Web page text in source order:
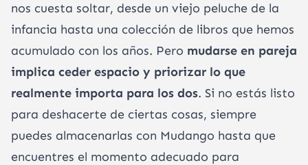
nos cuesta soltar, desde un viejo peluche de la
infancia hasta una colección de libros que hemos
acumulado con los años. Pero mudarse en pareja
implica ceder espacio y priorizar lo que
realmente importa para los dos. Si no estás listo
para deshacerte de ciertas cosas, siempre
puedes almacenarlas con Mudango hasta que
encuentres el momento adecuado para